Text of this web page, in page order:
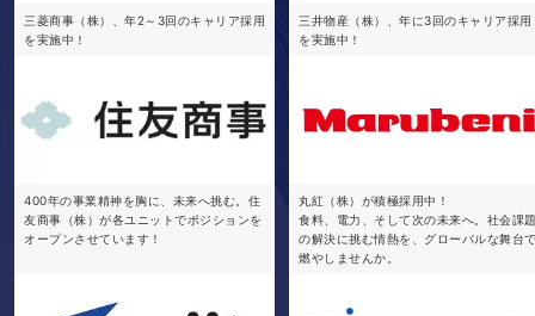
三菱商事（株）、年2～3回のキャリア採用
を実施中！
三井物産（株）、年に3回のキャリア採用
を実施中！
400年の事業精神を胸に、未来へ挑む。住
友商事（株）が各ユニットでポジションを
オープンさせています！
丸紅（株）が積極採用中！
食料、電力、そして次の未来へ。社会課
の解決に挑む情熱を、グローバルな舞台
燃やしませんか。